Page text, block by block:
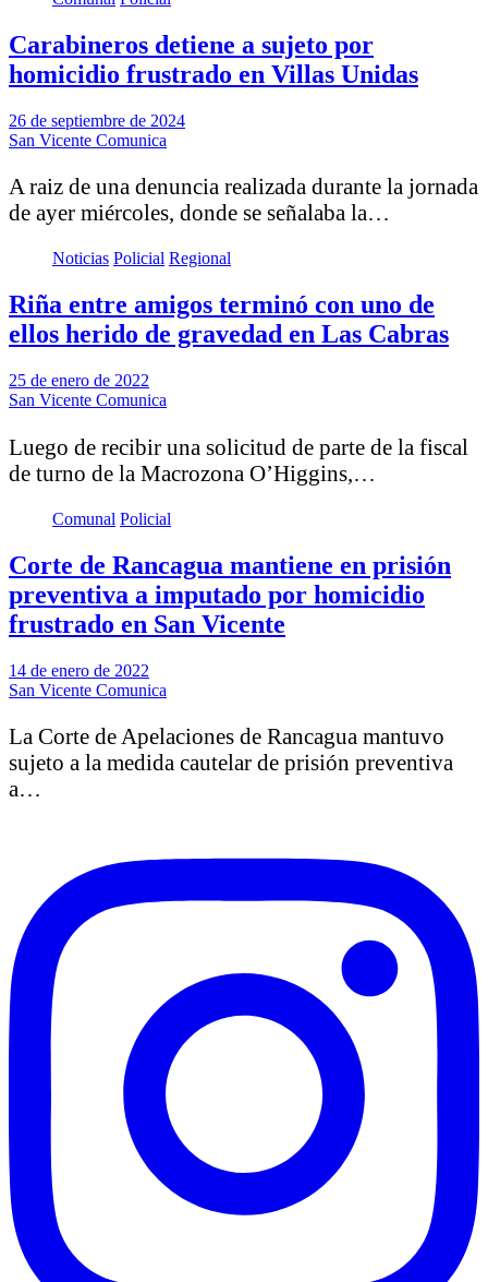
Carabineros detiene a sujeto por
homicidio frustrado en Villas Unidas
26 de septiembre de 2024
San Vicente Comunica
A raiz de una denuncia realizada durante la jornada
de ayer miércoles, donde se señalaba la…
Noticias Policial Regional
Riña entre amigos terminó con uno de
ellos herido de gravedad en Las Cabras
25 de enero de 2022
San Vicente Comunica
Luego de recibir una solicitud de parte de la fiscal
de turno de la Macrozona O’Higgins,…
Comunal Policial
Corte de Rancagua mantiene en prisión
preventiva a imputado por homicidio
frustrado en San Vicente
14 de enero de 2022
San Vicente Comunica
La Corte de Apelaciones de Rancagua mantuvo
sujeto a la medida cautelar de prisión preventiva
a…